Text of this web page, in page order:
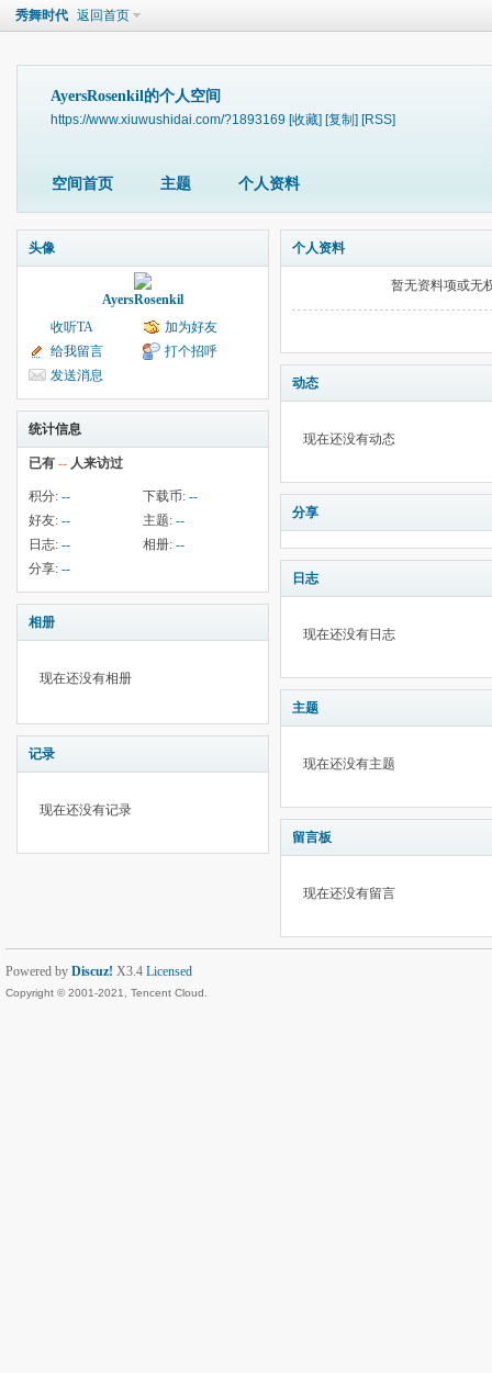
秀舞时代 返回首页
AyersRosenkil的个人空间
https://www.xiuwushidai.com/?1893169 [收藏] [复制] [RSS]
空间首页 主题 个人资料
头像
AyersRosenkil
收听TA
加为好友
给我留言
打个招呼
发送消息
统计信息
已有 -- 人来访过
积分: -- 下载币: --
好友: -- 主题: --
日志: -- 相册: --
分享: --
相册
现在还没有相册
记录
现在还没有记录
个人资料
暂无资料项或无
动态
现在还没有动态
分享
日志
现在还没有日志
主题
现在还没有主题
留言板
现在还没有留言
Powered by Discuz! X3.4 Licensed
Copyright © 2001-2021, Tencent Cloud.